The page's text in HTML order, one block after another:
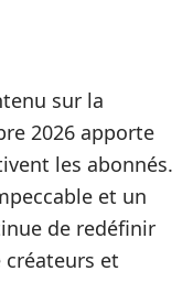
sur la
2026 apporte
les abonnés.
et un
de redéfinir
créateurs et